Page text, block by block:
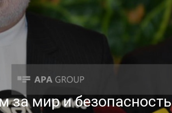
мир и безопасность